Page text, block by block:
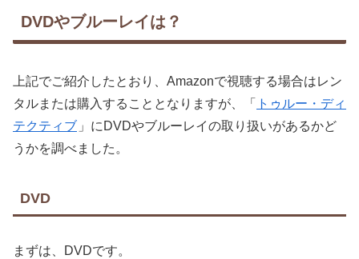
DVDやブルーレイは？
上記でご紹介したとおり、Amazonで視聴する場合はレン
タルまたは購入することとなりますが、「
トゥルー・ディ
テクティブ 」にDVDやブルーレイの取り扱いがあるかど
うかを調べました。
DVD
まずは、DVDです。